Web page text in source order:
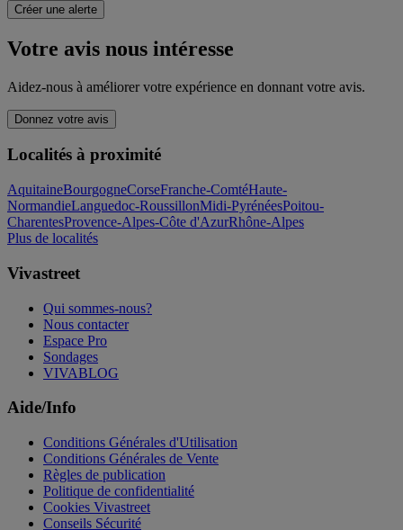
Créer une alerte
Votre avis nous intéresse
Aidez-nous à améliorer votre expérience en donnant votre avis.
Donnez votre avis
Localités à proximité
AquitaineBourgogneCorseFranche-ComtéHaute-
NormandieLanguedoc-RoussillonMidi-PyrénéesPoitou-
CharentesProvence-Alpes-Côte d'AzurRhône-Alpes
Plus de localités
Vivastreet
Qui sommes-nous?
Nous contacter
Espace Pro
Sondages
VIVABLOG
Aide/Info
Conditions Générales d'Utilisation
Conditions Générales de Vente
Règles de publication
Politique de confidentialité
Cookies Vivastreet
Conseils Sécurité